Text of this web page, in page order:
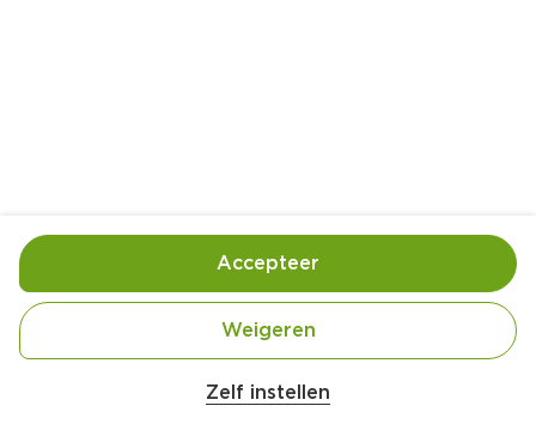
Ingrediënten Bereiding
Zelf instellen
Weigeren
Accepteer